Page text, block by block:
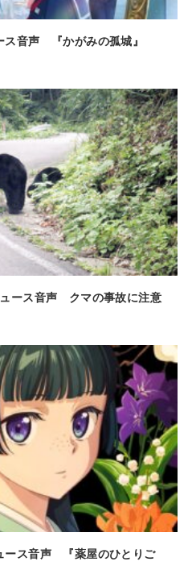
音声 『かがみの孤城』
ース音声 クマの事故に注意
ス音声 『薬屋のひとりご